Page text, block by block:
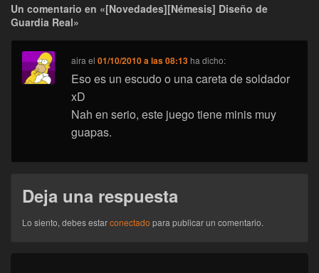
Un comentario en «[Novedades][Némesis] Diseño de
Guardia Real»
aira el01/10/2010 a las 08:13 ha dicho:
Eso es un escudo o una careta de soldador
xD
Nah en serio, este juego tiene minis muy
guapas.
Deja una respuesta
Lo siento, debes estarconectado para publicar un comentario.